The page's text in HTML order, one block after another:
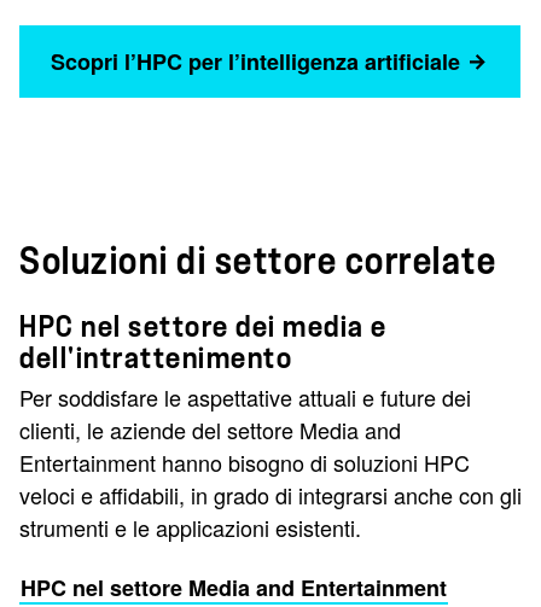
Scopri l’HPC per l’intelligenza artificiale
Soluzioni di settore correlate
HPC nel settore dei media e
dell'intrattenimento
Per soddisfare le aspettative attuali e future dei
clienti, le aziende del settore Media and
Entertainment hanno bisogno di soluzioni HPC
veloci e affidabili, in grado di integrarsi anche con gli
strumenti e le applicazioni esistenti.
HPC nel settore Media and Entertainment